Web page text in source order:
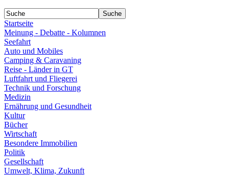
Startseite
Meinung - Debatte - Kolumnen
Seefahrt
Auto und Mobiles
Camping & Caravaning
Reise - Länder in GT
Luftfahrt und Fliegerei
Technik und Forschung
Medizin
Ernährung und Gesundheit
Kultur
Bücher
Wirtschaft
Besondere Immobilien
Politik
Gesellschaft
Umwelt, Klima, Zukunft